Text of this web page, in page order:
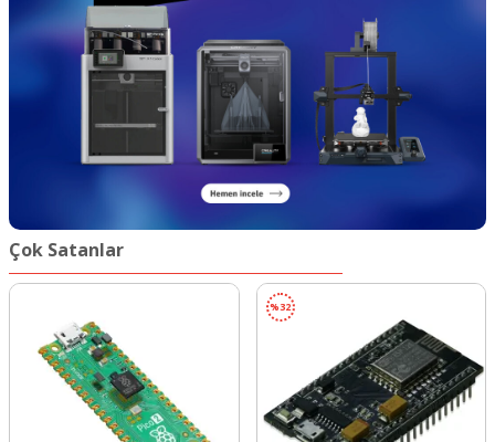
Çok Satanlar
%32